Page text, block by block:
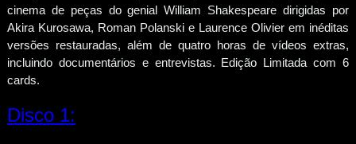
cinema de peças do genial William Shakespeare dirigidas por
Akira Kurosawa, Roman Polanski e Laurence Olivier em inéditas
versões restauradas, além de quatro horas de vídeos extras,
incluindo documentários e entrevistas. Edição Limitada com 6
cards.
Disco 1: